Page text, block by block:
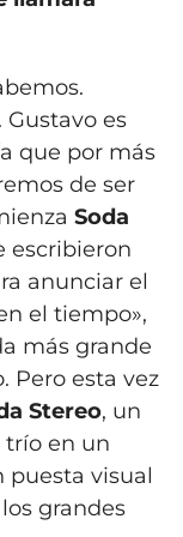
es
que por más
de ser
Soda
escribieron
anunciar el
el tiempo»,
más grande
Pero esta vez
Stereo, un
trío en un
puesta visual
grandes